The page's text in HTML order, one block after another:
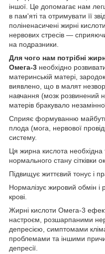
іншої. Це допомагає нам
в пам'яті та отримувати її
поліненасичені жирні
нервових стресів —
на подразники.
Для чого нам потрібні
Омега-3 необхідно
материнській матері,
виявлено, що в малят
навчання (мозк розвинений
матерів бракувало
Сприяє формуванню
плода (мога, нервової
систему.
Ця жирна кислота
нормального стану сітківки
Підвищує життєвий тонус і
Нормалізує жировий обмін і
крові.
Жирні кислоти Омега-3
настроєм, розшарпаними
депресією, симптомами
проблемами та іншими
депресії.